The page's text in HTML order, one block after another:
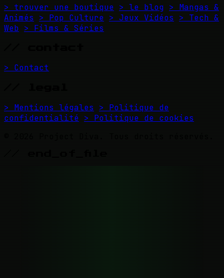
> trouver une boutique > le blog > Mangas &
Animés
> Pop Culture > Jeux Vidéos
> Tech &
Web > Films & Séries
> Contact
> Mentions légales
> Politique de
confidentialité > Politique de cookies